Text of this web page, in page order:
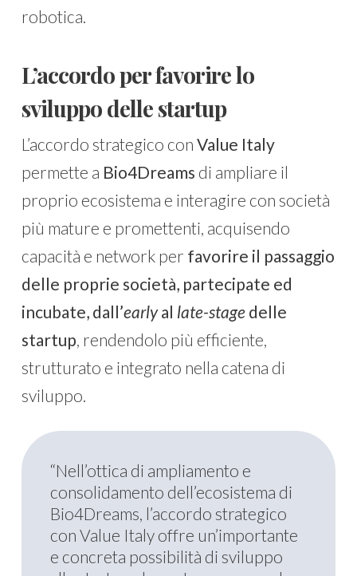
robotica.
L’accordo per favorire lo
sviluppo delle startup
L’accordo strategico con Value Italy
permette a Bio4Dreams di ampliare il
proprio ecosistema e interagire con società
più mature e promettenti, acquisendo
capacità e network per favorire il passaggio
delle proprie società, partecipate ed
incubate, dall’earlyal late-stagedelle
startup , rendendolo più efficiente,
strutturato e integrato nella catena di
sviluppo.
“Nell’ottica di ampliamento e
consolidamento dell’ecosistema di
Bio4Dreams, l’accordo strategico
con Value Italy offre un’importante
e concreta possibilità di sviluppo